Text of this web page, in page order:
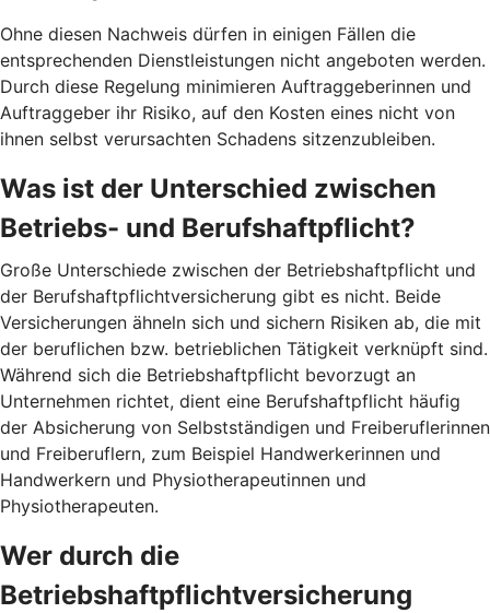
Ohne diesen Nachweis dürfen in einigen Fällen die
entsprechenden Dienstleistungen nicht angeboten werden.
Durch diese Regelung minimieren Auftraggeberinnen und
Auftraggeber ihr Risiko, auf den Kosten eines nicht von
ihnen selbst verursachten Schadens sitzenzubleiben.
Was ist der Unterschied zwischen
Betriebs- und Berufshaftpflicht?
Große Unterschiede zwischen der Betriebshaftpflicht und
der Berufshaftpflichtversicherung gibt es nicht. Beide
Versicherungen ähneln sich und sichern Risiken ab, die mit
der beruflichen bzw. betrieblichen Tätigkeit verknüpft sind.
Während sich die Betriebshaftpflicht bevorzugt an
Unternehmen richtet, dient eine Berufshaftpflicht häufig
der Absicherung von Selbstständigen und Freiberuflerinnen
und Freiberuflern, zum Beispiel Handwerkerinnen und
Handwerkern und Physiotherapeutinnen und
Physiotherapeuten.
Wer durch die
Betriebshaftpflichtversicherung